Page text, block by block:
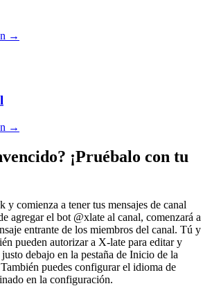
→
→
¡Pruébalo con tu
y comienza a tener tus mensajes de canal
agregar el bot @xlate al canal, comenzará a
entrante de los miembros del canal. Tú y
pueden autorizar a X-late para editar y
debajo en la pestaña de Inicio de la
puedes configurar el idioma de
en la configuración.